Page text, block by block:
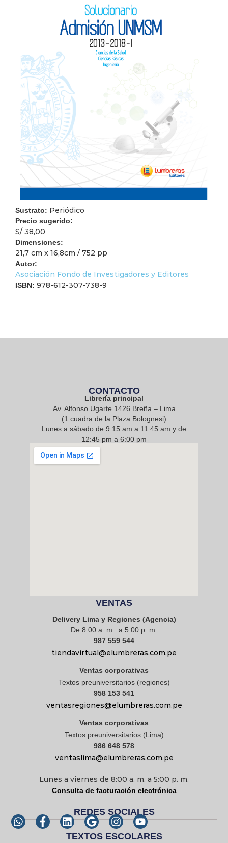
Sustrato: Periódico
Precio sugerido:
S/ 38,00
Dimensiones:
21,7 cm x 16,8cm / 752 pp
Autor:
Asociación Fondo de Investigadores y Editores
ISBN: 978-612-307-738-9
CONTACTO
Librería principal
Av. Alfonso Ugarte 1426 Breña – Lima
(1 cuadra de la Plaza Bolognesi)
Lunes a sábado de 9:15 am a 11:45 am y de
12:45 pm a 6:00 pm
968 217 912
VENTAS
Delivery Lima y Regiones (Agencia)
De 8:00 a. m. a 5:00 p. m.
987 559 544
tiendavirtual@elumbreras.com.pe
Ventas corporativas
Textos preuniversitarios (regiones)
958 153 541
ventasregiones@elumbreras.com.pe
Ventas corporativas
Textos preuniversitarios (Lima)
986 648 578
ventaslima@elumbreras.com.pe
Lunes a viernes de 8:00 a. m. a 5:00 p. m.
Consulta de facturación electrónica
REDES SOCIALES
TEXTOS ESCOLARES